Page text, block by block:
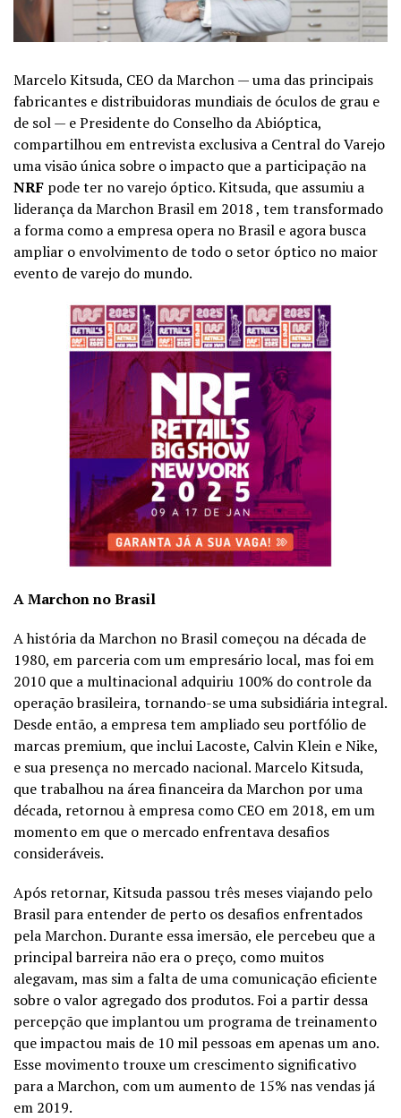
Marcelo Kitsuda, CEO da Marchon — uma das principais
fabricantes e distribuidoras mundiais de óculos de grau e
de sol — e Presidente do Conselho da Abióptica,
compartilhou em entrevista exclusiva a Central do Varejo
uma visão única sobre o impacto que a participação na
NRF pode ter no varejo óptico. Kitsuda, que assumiu a
liderança da Marchon Brasil em 2018 , tem transformado
a forma como a empresa opera no Brasil e agora busca
ampliar o envolvimento de todo o setor óptico no maior
evento de varejo do mundo.
A Marchon no Brasil
A história da Marchon no Brasil começou na década de
1980, em parceria com um empresário local, mas foi em
2010 que a multinacional adquiriu 100% do controle da
operação brasileira, tornando-se uma subsidiária integral.
Desde então, a empresa tem ampliado seu portfólio de
marcas premium, que inclui Lacoste, Calvin Klein e Nike,
e sua presença no mercado nacional. Marcelo Kitsuda,
que trabalhou na área financeira da Marchon por uma
década, retornou à empresa como CEO em 2018, em um
momento em que o mercado enfrentava desafios
consideráveis.
Após retornar, Kitsuda passou três meses viajando pelo
Brasil para entender de perto os desafios enfrentados
pela Marchon. Durante essa imersão, ele percebeu que a
principal barreira não era o preço, como muitos
alegavam, mas sim a falta de uma comunicação eficiente
sobre o valor agregado dos produtos. Foi a partir dessa
percepção que implantou um programa de treinamento
que impactou mais de 10 mil pessoas em apenas um ano.
Esse movimento trouxe um crescimento significativo
para a Marchon, com um aumento de 15% nas vendas já
em 2019.